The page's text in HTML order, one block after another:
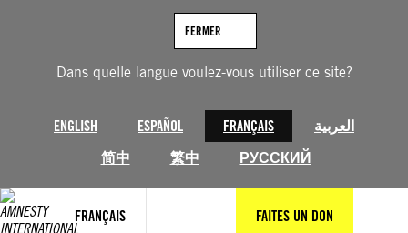
Dans quelle langue voulez-vous utiliser ce site?
ENGLISH ESPAÑOL FRANÇAIS
العربية
简中
繁中 РУССКИЙ
FERMER
FRANÇAIS FAITES UN DON